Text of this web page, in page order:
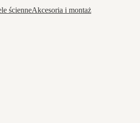
ścienneAkcesoria i montaż